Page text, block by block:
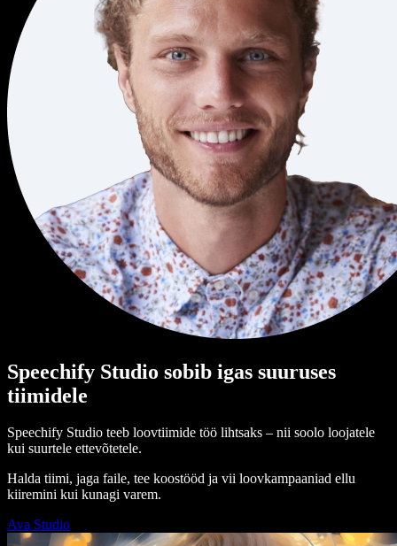
Speechify Studio sobib igas suuruses
tiimidele
Speechify Studio teeb loovtiimide töö lihtsaks – nii soolo loojatele
kui suurtele ettevõtetele.
Halda tiimi, jaga faile, tee koostööd ja vii loovkampaaniad ellu
kiiremini kui kunagi varem.
Ava Studio